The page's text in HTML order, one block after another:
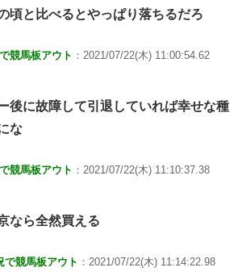
頃と比べるとやっぱり落ちるだろ
競馬板アウト ：2021/07/22(木) 11:00:54.62
後に故障して引退していれば幸せな種
な
競馬板アウト ：2021/07/22(木) 11:10:37.38
なら全然買える
で競馬板アウト ：2021/07/22(木) 11:14:22.98